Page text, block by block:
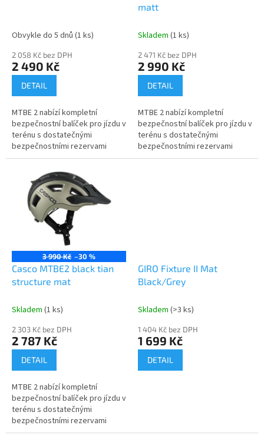
Obvykle do 5 dnů (1 ks)
2 058 Kč bez DPH
2 490 Kč
DETAIL
MTBE 2 nabízí kompletní
bezpečnostní balíček pro jízdu v
terénu s dostatečnými
bezpečnostními rezervami
(konstrukce skořepiny CASCO 3,
rozšířená ochranná zóna,
CASCOfit,...
matt
Skladem (1 ks)
2 471 Kč bez DPH
2 990 Kč
DETAIL
MTBE 2 nabízí kompletní
bezpečnostní balíček pro jízdu v
terénu s dostatečnými
bezpečnostními rezervami
(konstrukce skořepiny CASCO 3,
3 990 Kč –30 %
Casco MTBE2 black tian
structure mat
Skladem (1 ks)
2 303 Kč bez DPH
2 787 Kč
DETAIL
MTBE 2 nabízí kompletní
bezpečnostní balíček pro jízdu v
terénu s dostatečnými
bezpečnostními rezervami
(konstrukce skořepiny CASCO 3,
GIRO Fixture II Mat
Black/Grey
Skladem (>3 ks)
1 404 Kč bez DPH
1 699 Kč
DETAIL